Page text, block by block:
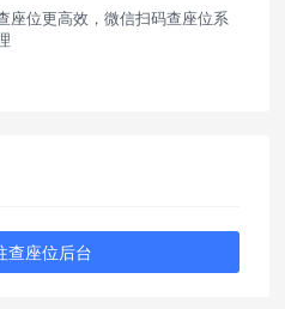
座位更高效，微信扫码查座位系
查座位后台